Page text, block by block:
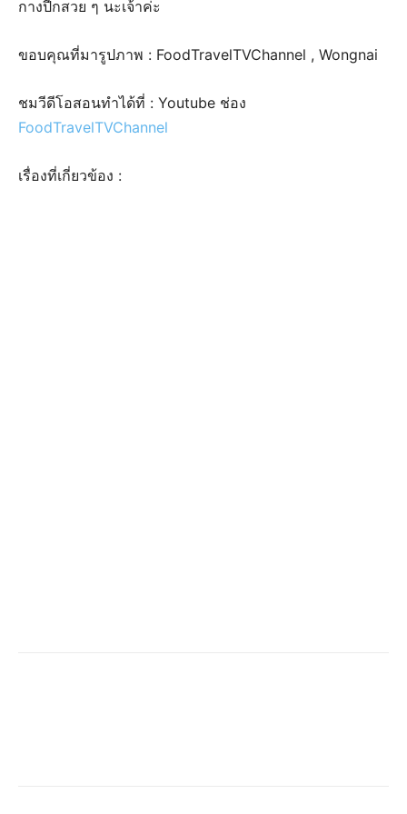
กางปีกสวย ๆ นะเจ้าค่ะ
ขอบคุณที่มารูปภาพ : FoodTravelTVChannel , Wongnai
ชมวีดีโอสอนทำได้ที่ : Youtube ช่อง
FoodTravelTVChannel
เรื่องที่เกี่ยวข้อง :